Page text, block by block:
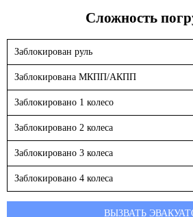
Сложность
Заблокирован руль
Заблокирована МКПП/АКПП
Заблокировано 1 колесо
Заблокировано 2 колеса
Заблокировано 3 колеса
Заблокировано 4 колеса
ВЫЗВАТЬ